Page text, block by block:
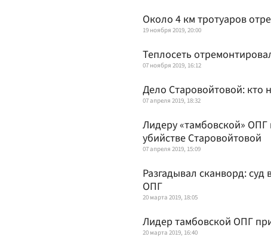
Около 4 км тротуаров
19 ноября 2019, 20:00
Теплосеть
07 ноября 2019, 16:12
Дело Старовойтовой: кто
07 апреля 2019, 18:32
Лидеру «тамбовской»
убийстве Старовойтовой
07 апреля 2019, 15:09
Разгадывал сканворд:
ОПГ
20 марта 2019, 18:05
Лидер тамбовской ОПГ
20 марта 2019, 16:40